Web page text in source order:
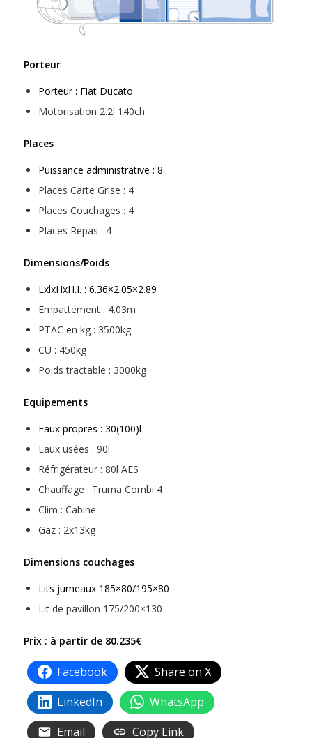
Porteur
Porteur : Fiat Ducato
Motorisation 2.2l 140ch
Places
Puissance administrative : 8
Places Carte Grise : 4
Places Couchages : 4
Places Repas : 4
Dimensions/Poids
LxlxHxH.I. : 6.36×2.05×2.89
Empattement : 4.03m
PTAC en kg : 3500kg
CU : 450kg
Poids tractable : 3000kg
Equipements
Eaux propres : 30(100)l
Eaux usées : 90l
Réfrigérateur : 80l AES
Chauffage : Truma Combi 4
Clim : Cabine
Gaz : 2x13kg
Dimensions couchages
Lits jumeaux 185×80/195×80
Lit de pavillon 175/200×130
Prix : à partir de 80.235€
Facebook
Share on X
LinkedIn
WhatsApp
Email
Copy Link